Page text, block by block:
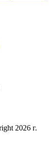
2026 г.